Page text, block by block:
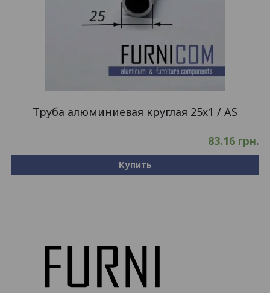
Труба алюминиевая круглая 25х1 / AS
83.16 грн.
Купить